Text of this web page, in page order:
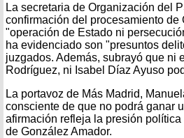
La secretaria de Organización del
confirmación del procesamiento
"operación de Estado ni
ha evidenciado son "presuntos
juzgados. Además, subrayó que ni
Rodríguez, ni Isabel Díaz Ayuso
La portavoz de Más Madrid,
consciente de que no podrá ganar
afirmación refleja la presión
de González Amador.